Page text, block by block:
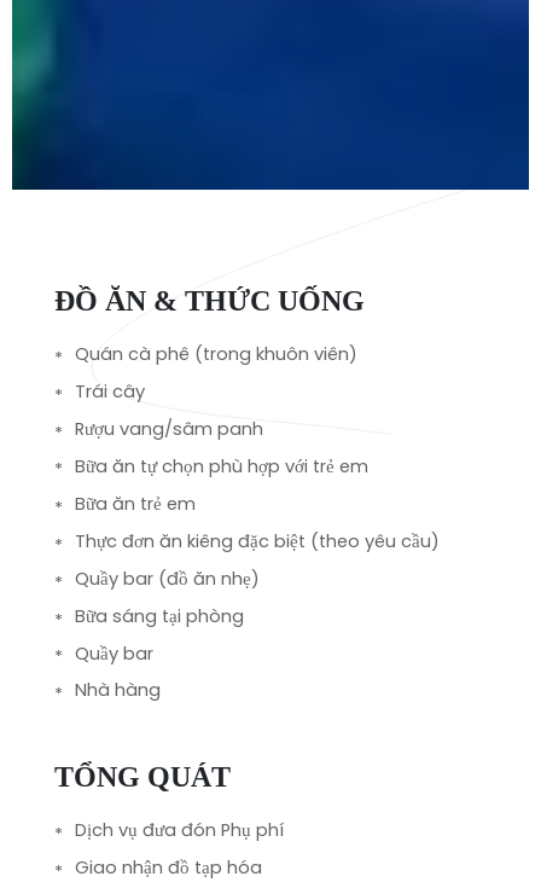
ĐỒ ĂN & THỨC UỐNG
Quán cà phê (trong khuôn viên)
Trái cây
Rượu vang/sâm panh
Bữa ăn tự chọn phù hợp với trẻ em
Bữa ăn trẻ em
Thực đơn ăn kiêng đặc biệt (theo yêu cầu)
Quầy bar (đồ ăn nhẹ)
Bữa sáng tại phòng
Quầy bar
Nhà hàng
TỔNG QUÁT
Dịch vụ đưa đón Phụ phí
Giao nhận đồ tạp hóa